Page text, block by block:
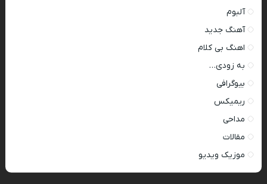
آلبوم
آهنگ جدید
اهنگ بی کلام
به زودی…
بیوگرافی
ریمیکس
مداحی
مقالات
موزیک ویدیو